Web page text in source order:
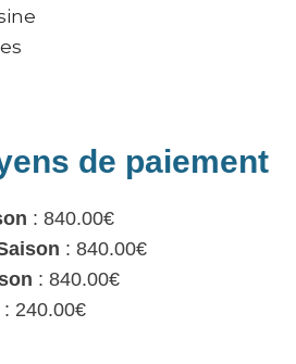
de paiement
: 840.00€
: 840.00€
: 840.00€
: 240.00€